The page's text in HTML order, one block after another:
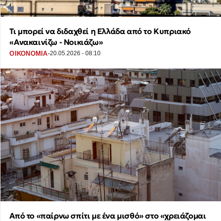
Τι μπορεί να διδαχθεί η Ελλάδα από το Κυπριακό
«Ανακαινίζω - Νοικιάζω»
ΟΙΚΟΝΟΜΙΑ·20.05.2026 - 08:10
Από το «παίρνω σπίτι με ένα μισθό» στο «χρειάζομαι